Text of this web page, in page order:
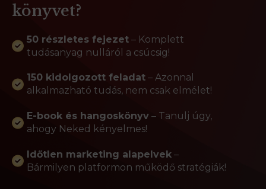
könyvet?
50 részletes fejezet – Komplett
tudásanyag nulláról a csúcsig!
150 kidolgozott feladat – Azonnal
alkalmazható tudás, nem csak elmélet!
E-book és hangoskönyv – Tanulj úgy,
ahogy Neked kényelmes!
Időtlen marketing alapelvek –
Bármilyen platformon működő stratégiák!